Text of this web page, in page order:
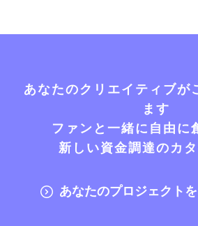
あなたのクリエイティブが
ます
ファンと一緒に自由に
新しい資金調達のカ
あなたのプロジェクト